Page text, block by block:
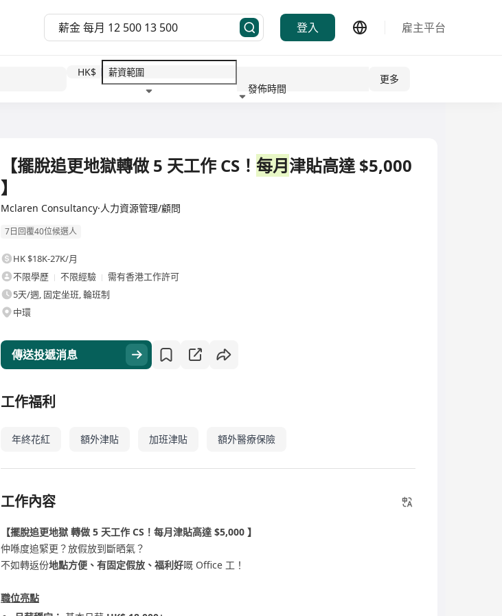
登入 雇主平台
HK$
發佈時間
更多
【擺脫追更地獄轉做 5 天工作 CS！ 每月津貼高達 $5,000
】
Mclaren Consultancy·人力資源管理/顧問
7日回覆40位候選人
HK $18K-27K/月
不限學歷
不限經驗
需有香港工作許可
5天/週, 固定坐班, 輪班制
中環
傳送投遞消息
工作福利
年終花紅 額外津貼 加班津貼 額外醫療保險
工作內容
【擺脫追更地獄 轉做 5 天工作 CS！每月津貼高達 $5,000 】
仲喺度追緊更？放假放到斷晒氣？
不如轉返份地點方便、有固定假放、福利好嘅 Office 工！
職位亮點